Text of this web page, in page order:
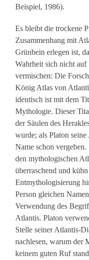
Beispiel, 1986).
Es bleibt die trockene
Zusammenhang mit
Grünbein erlegen ist,
Wahrheit sich nicht
vermischen: Die
König Atlas von
identisch ist mit dem
Mythologie. Dieser
der Säulen des
wurde; als Platon
Name schon
den mythologischen
überraschend und
Entmythologisierung
Person gleichen
Verwendung des
Atlantis. Platon
Stelle seiner Atlantis-
nachlesen, warum der
keinem guten Ruf